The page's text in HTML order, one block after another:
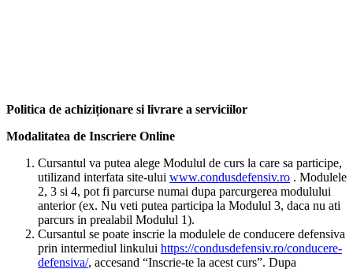
Politica de achiziționare si livrare a serviciilor
Modalitatea de Inscriere Online
Cursantul va putea alege Modulul de curs la care sa participe,
utilizand interfata site-ului www.condusdefensiv.ro . Modulele
2, 3 si 4, pot fi parcurse numai dupa parcurgerea modulului
anterior (ex. Nu veti putea participa la Modulul 3, daca nu ati
parcurs in prealabil Modulul 1).
Cursantul se poate inscrie la modulele de conducere defensiva
prin intermediul linkului https://condusdefensiv.ro/conducere-
defensiva/, accesand “Inscrie-te la acest curs”. Dupa